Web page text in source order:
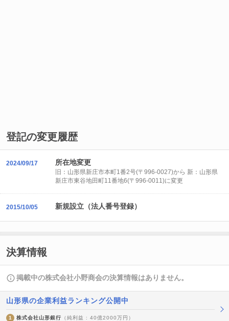
登記の変更履歴
2024/09/17 所在地変更
旧：山形県新庄市本町1番2号(〒996-0027)から 新：山形県
新庄市東谷地田町11番地6(〒996-0011)に変更
2015/10/05 新規設立（法人番号登録）
決算情報
掲載中の株式会社小野商会の決算情報はありません。
山形県の企業利益ランキング公開中
1 株式会社山形銀行 （純利益 : 40億2000万円）